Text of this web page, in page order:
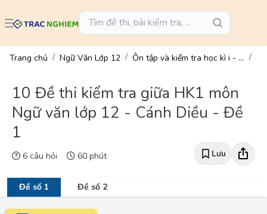
Trang chủ Ngữ Văn Lớp 12 Ôn tập và kiểm tra học kì i - ngữ văn 12
10 Đề thi kiểm tra giữa HK1 môn
Ngữ văn lớp 12 - Cánh Diều - Đề
1
6 câu hỏi 60 phút Lưu
Đề số 1 Đề số 2